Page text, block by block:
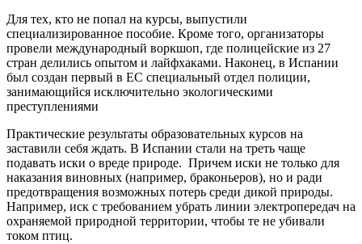
Для тех, кто не попал на курсы, выпустили
специализированное пособие. Кроме того, организаторы
провели международный воркшоп, где полицейские из 27
стран делились опытом и лайфхаками. Наконец, в Испании
был создан первый в ЕС специальный отдел полиции,
занимающийся исключительно экологическими
преступлениями
Практические результаты образовательных курсов на
заставили себя ждать. В Испании стали на треть чаще
подавать иски о вреде природе. Причем иски не только для
наказания виновных (например, браконьеров), но и ради
предотвращения возможных потерь среди дикой природы.
Например, иск с требованием убрать линии электропередач на
охраняемой природной территории, чтобы те не убивали
током птиц.